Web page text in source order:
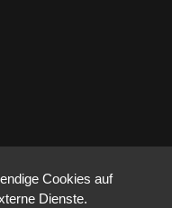
Cookies auf
Dienste.